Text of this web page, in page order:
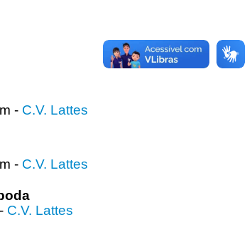
- C.V. Lattes
- C.V. Lattes
C.V. Lattes